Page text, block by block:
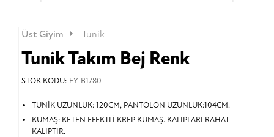
Üst Giyim Tunik
Tunik Takım Bej Renk
STOK KODU: EY-B1780
TUNİK UZUNLUK: 120CM, PANTOLON UZUNLUK:104CM.
KUMAŞ: KETEN EFEKTLİ KREP KUMAŞ. KALIPLARI RAHAT
KALIPTIR.